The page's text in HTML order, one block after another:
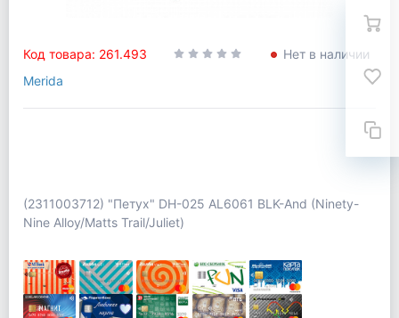
Код товара: 261.493
Нет в наличии
Merida
(2311003712) "Петух" DH-025 AL6061 BLK-And (Ninety-
Nine Alloy/Matts Trail/Juliet)